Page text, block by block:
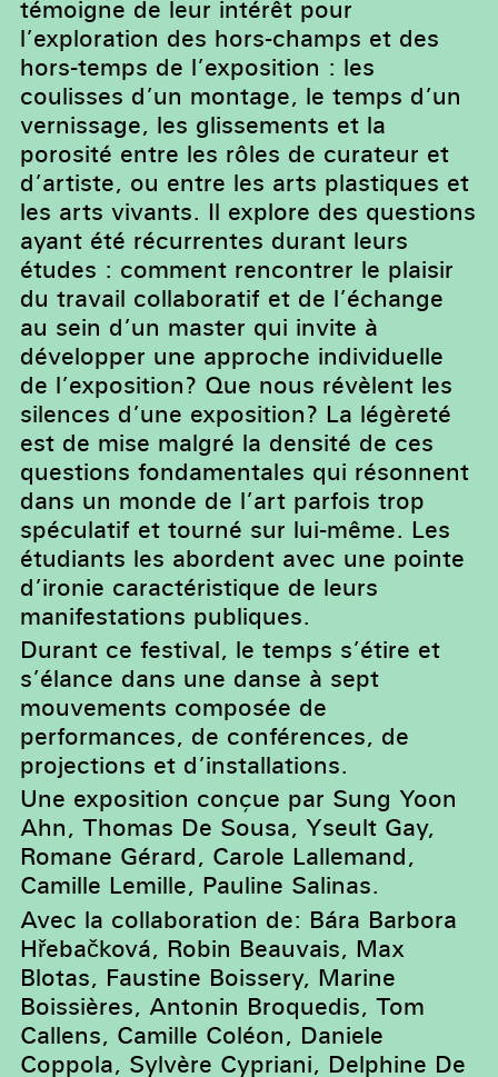
témoigne de leur intérêt pour
l’exploration des hors-champs et des
hors-temps de l’exposition : les
coulisses d’un montage, le temps d’un
vernissage, les glissements et la
porosité entre les rôles de curateur et
d’artiste, ou entre les arts plastiques et
les arts vivants. Il explore des questions
ayant été récurrentes durant leurs
études : comment rencontrer le plaisir
du travail collaboratif et de l’échange
au sein d’un master qui invite à
développer une approche individuelle
de l’exposition? Que nous révèlent les
silences d’une exposition? La légèreté
est de mise malgré la densité de ces
questions fondamentales qui résonnent
dans un monde de l’art parfois trop
spéculatif et tourné sur lui-même. Les
étudiants les abordent avec une pointe
d’ironie caractéristique de leurs
manifestations publiques.
Durant ce festival, le temps s’étire et
s’élance dans une danse à sept
mouvements composée de
performances, de conférences, de
projections et d’installations.
Une exposition conçue par Sung Yoon
Ahn, Thomas De Sousa, Yseult Gay,
Romane Gérard, Carole Lallemand,
Camille Lemille, Pauline Salinas.
Avec la collaboration de: Bára Barbora
Hřebačková, Robin Beauvais, Max
Blotas, Faustine Boissery, Marine
Boissières, Antonin Broquedis, Tom
Callens, Camille Coléon, Daniele
Coppola, Sylvère Cypriani, Delphine De